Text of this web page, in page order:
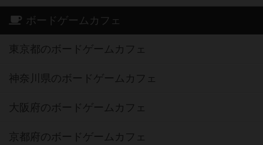
ボードゲームカフェ
東京都のボードゲームカフェ
神奈川県のボードゲームカフェ
大阪府のボードゲームカフェ
京都府のボードゲームカフェ